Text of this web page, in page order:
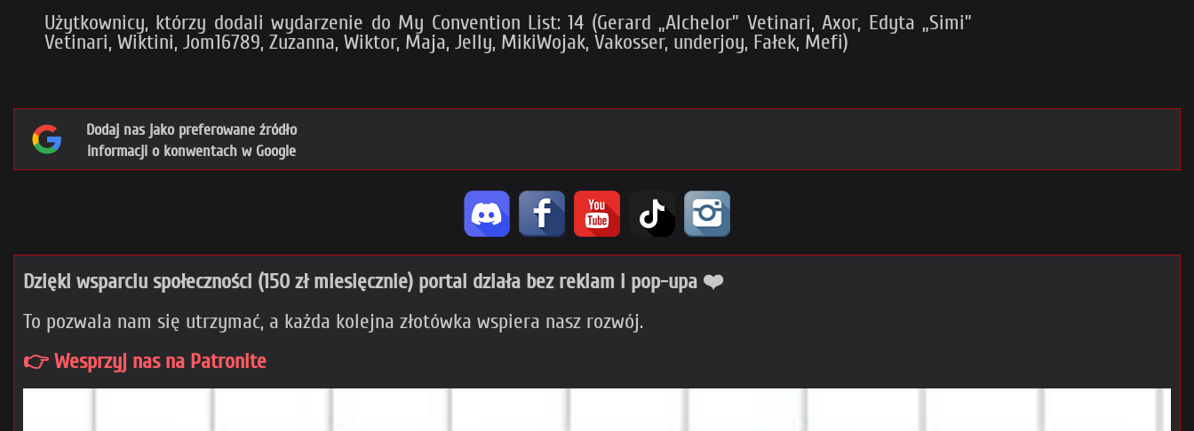
Użytkownicy, którzy dodali wydarzenie do My Convention List: 14 (Gerard „Alchelor” Vetinari, Axor, Edyta „Simi”
Vetinari, Wiktini, Jom16789, Zuzanna, Wiktor, Maja, Jelly, MikiWojak, Vakosser, underjoy, Fałek, Mefi)
Dodaj nas jako preferowane źródło
informacji o konwentach w Google
Dzięki wsparciu społeczności (150 zł miesięcznie) portal działa bez reklam i pop-upa ❤️
To pozwala nam się utrzymać, a każda kolejna złotówka wspiera nasz rozwój.
👉 Wesprzyj nas na Patronite